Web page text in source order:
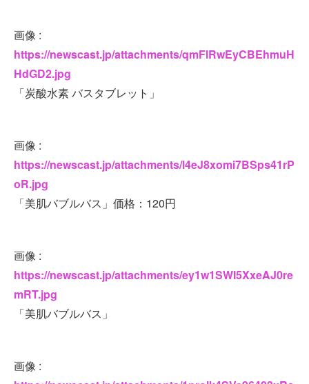
画像 :
https://newscast.jp/attachments/qmFlRwEyCBEhmuH
HdGD2.jpg
「炭酸水素 バスタブレット」
画像 :
https://newscast.jp/attachments/l4eJ8xomi7BSps41rP
oR.jpg
「美肌バブルバス」価格：120円
画像 :
https://newscast.jp/attachments/ey1w1SWI5XxeAJ0re
mRT.jpg
「美肌バブルバス」
画像 :